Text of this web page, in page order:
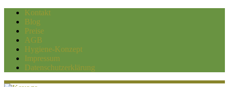
Kontakt
Blog
Preise
AGB
Hygiene-Konzept
Impressum
Datenschutzerklärung